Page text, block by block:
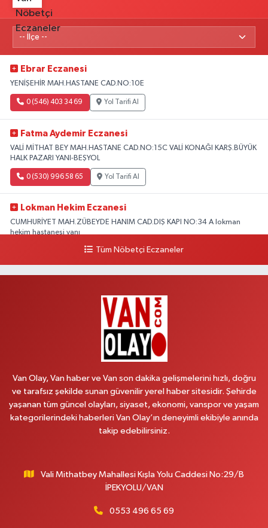
Ebrar Eczanesi
YENİŞEHİR MAH.HASTANE CAD.NO:10E
0 (546) 403 34 69 Yol Tarifi Al
Fatma Aydemir Eczanesi
VALİ MİTHAT BEY MAH.HASTANE CAD.NO:15C VALİ KONAĞI KARŞ.BÜYÜK
HALK PAZARI YANI-BEŞYOL
0 (530) 996 58 65 Yol Tarifi Al
Lokman Hekim Eczanesi
CUMHURİYET MAH.ZÜBEYDE HANIM CAD.DIŞ KAPI NO:34 A lokman
hekim hastanesi yanı
Yol Tarifi Al
Vanyolu Caddesi Yeni Diş Hastanesi Yanı NO:102F
Yol Tarifi Al
CUMHURİYET MAH.KONAK SK.NO:6
0 (530) 442 24 65 Yol Tarifi Al
Yiğit Eczanesi
Tüm Nöbetçi Eczaneler
Van Olay, Van haber ve Van son dakika gelişmelerini hızlı, doğru
ve tarafsız şekilde sunan güvenilir yerel haber sitesidir. Şehirde
yaşanan tüm güncel olayları, siyaset, ekonomi, vanspor ve yaşam
kategorilerindeki haberleri Van Olay’ın deneyimli ekibiyle anında
takip edebilirsiniz.
Vali Mithatbey Mahallesi Kışla Yolu Caddesi No:29/B
İPEKYOLU/VAN
0553 496 65 69